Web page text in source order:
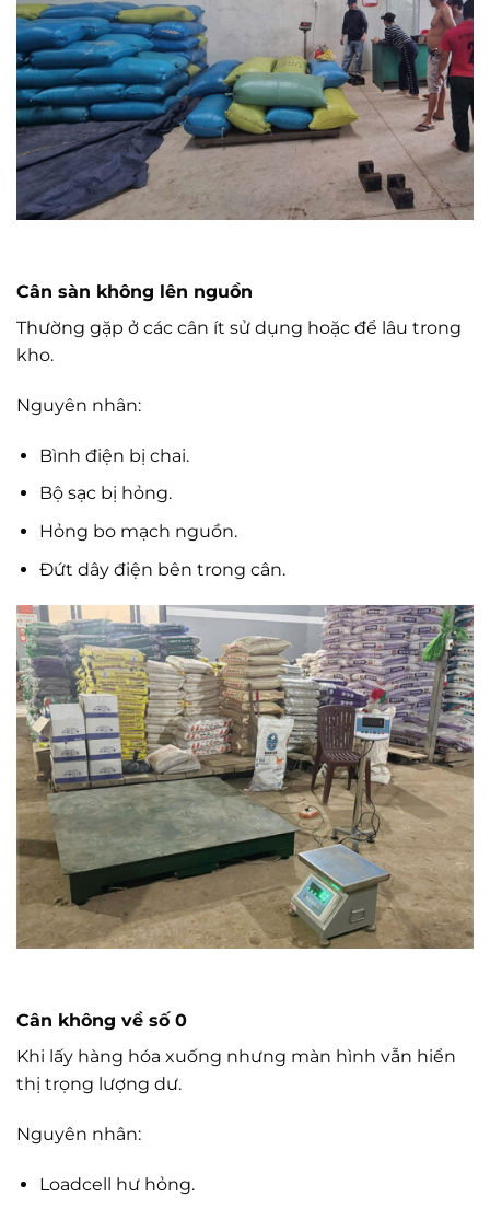
Cân sàn không lên nguồn
Thường gặp ở các cân ít sử dụng hoặc để lâu trong
kho.
Nguyên nhân:
Bình điện bị chai.
Bộ sạc bị hỏng.
Hỏng bo mạch nguồn.
Đứt dây điện bên trong cân.
Cân không về số 0
Khi lấy hàng hóa xuống nhưng màn hình vẫn hiển
thị trọng lượng dư.
Nguyên nhân:
Loadcell hư hỏng.